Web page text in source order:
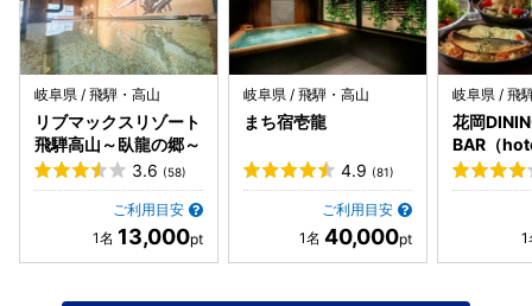
岐阜県 / 飛騨・高山
リブマックスリゾート
飛騨高山～臥龍の郷～
3.6 (58)
ご利用目安
13,000
岐阜県 / 飛騨・高山
まち宿壱龍
4.9 (81)
ご利用目安
40,000
岐阜県 / 飛
花岡
BAR（